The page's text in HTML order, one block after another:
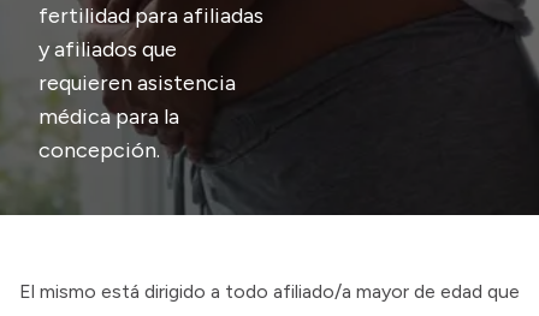
Inversión en Salud
Licitaciones
Consulta de expedientes
fertilidad para afiliadas
y afiliados que
requieren asistencia
médica para la
concepción.
El mismo está dirigido a todo afiliado/a mayor de edad que